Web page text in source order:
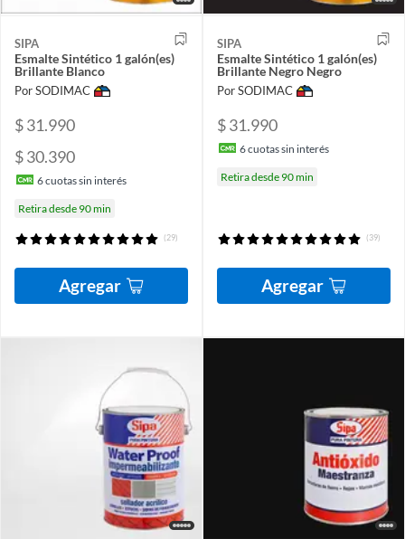
SIPA
Esmalte Sintético 1 galón(es)
Brillante Blanco
Por SODIMAC
$ 31.990
$ 30.390
6cuotas sin interés
Retira desde 90 min
(29)
Agregar
SIPA
Esmalte Sintético 1 galón(es)
Brillante Negro Negro
Por SODIMAC
$ 31.990
6cuotas sin interés
Retira desde 90 min
(39)
Agregar